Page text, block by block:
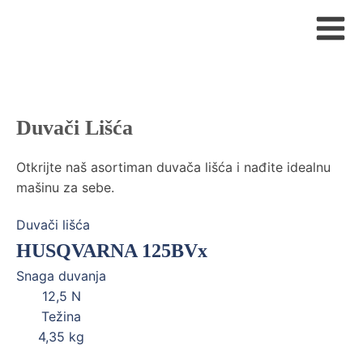
Duvači Lišća
Otkrijte naš asortiman duvača lišća i nađite idealnu
mašinu za sebe.
Duvači lišća
HUSQVARNA 125BVx
Snaga duvanja
12,5 N
Težina
4,35 kg